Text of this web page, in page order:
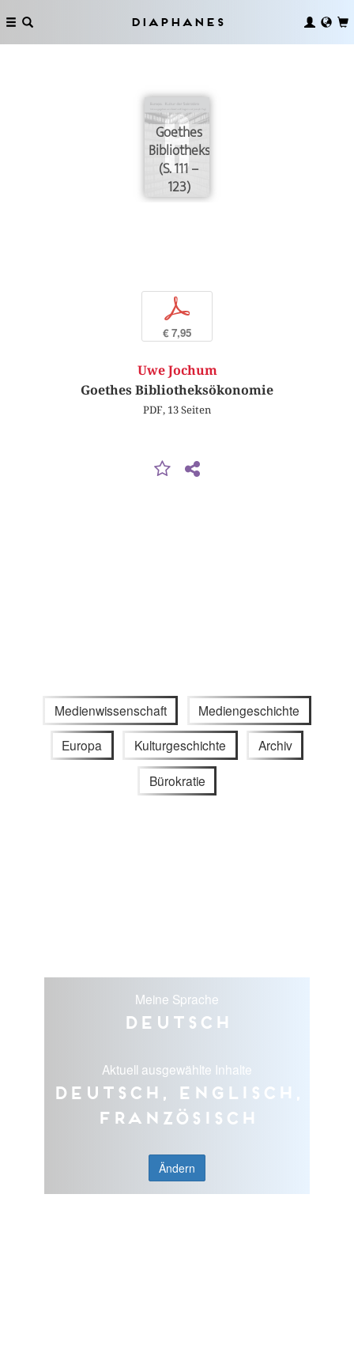
Diaphanes
Goethes
Bibliotheksökonomie
(S. 111 –
123)
p
€ 7,95
Uwe Jochum
Goethes Bibliotheksökonomie
PDF, 13 Seiten
Medienwissenschaft Mediengeschichte
Europa Kulturgeschichte Archiv
Bürokratie
Meine Sprache
Deutsch
Aktuell ausgewählte Inhalte
Deutsch, Englisch,
Französisch
Ändern